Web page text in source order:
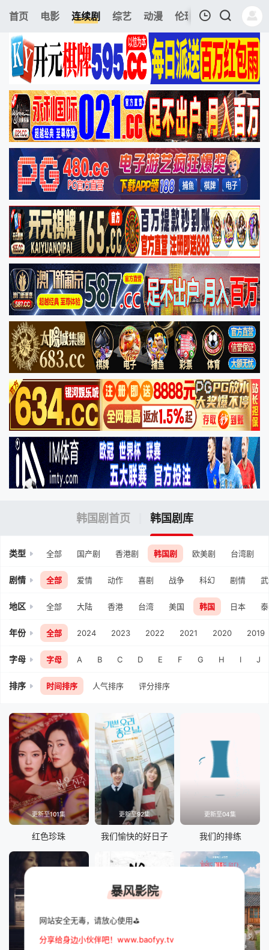
首页 电影 连续剧 综艺 动漫 伦理片 今日更新
我的观影记录
暂无观看影片的记录
韩国剧首页 韩国剧库
类型 全部 国产剧 香港剧 韩国剧 欧美剧 台湾剧
剧情 全部 爱情 动作 喜剧 战争 科幻 剧情
地区 全部 大陆 香港 台湾 美国 韩国 日本
年份 全部 2024 2023 2022 2021 2020 2019
字母 字母 A B C D E F G H I J
排序 时间排序 人气排序 评分排序
更新至101集
红色珍珠
更新至92集
我们愉快的好日子
更新至04集
我们的排练
暴风影院
网站安全无毒，请放心使用⛳
分享给身边小伙伴吧！www.baofyy.tv